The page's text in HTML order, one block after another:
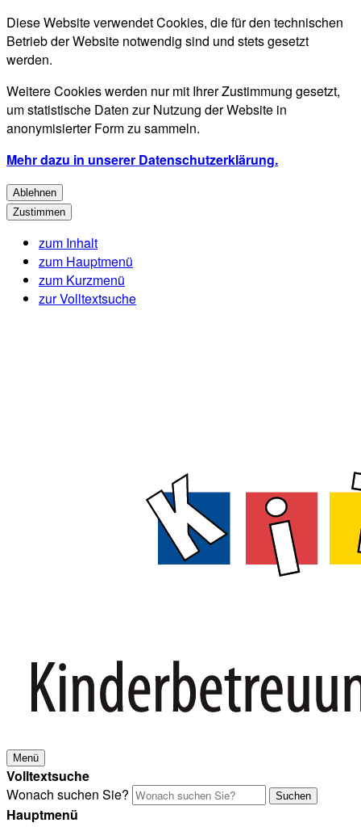
Diese Website verwendet Cookies, die für den technischen
Betrieb der Website notwendig sind und stets gesetzt
werden.
Weitere Cookies werden nur mit Ihrer Zustimmung gesetzt,
um statistische Daten zur Nutzung der Website in
anonymisierter Form zu sammeln.
Mehr dazu in unserer Datenschutzerklärung.
Ablehnen
Zustimmen
zum Inhalt
zum Hauptmenü
zum Kurzmenü
zur Volltextsuche
Menü
Volltextsuche
Wonach suchen Sie?
Suchen
Hauptmenü